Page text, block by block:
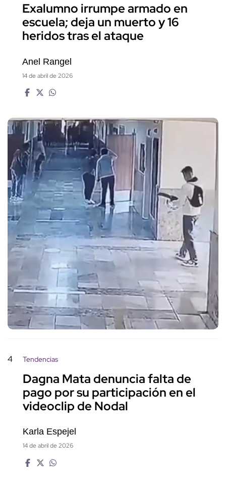
Exalumno irrumpe armado en
escuela; deja un muerto y 16
heridos tras el ataque
Anel Rangel
14 de abril de 2026
4 Tendencias
Dagna Mata denuncia falta de
pago por su participación en el
videoclip de Nodal
Karla Espejel
14 de abril de 2026